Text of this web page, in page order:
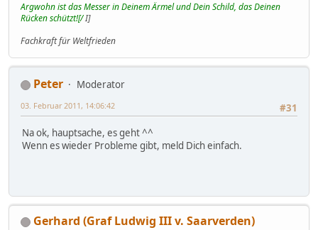
Argwohn ist das Messer in Deinem Ärmel und Dein Schild, das Deinen
Rücken schützt![/I]
Fachkraft für Weltfrieden
Peter
Moderator
#31
03. Februar 2011, 14:06:42
Na ok, hauptsache, es geht ^^
Wenn es wieder Probleme gibt, meld Dich einfach.
Gerhard (Graf Ludwig III v. Saarverden)